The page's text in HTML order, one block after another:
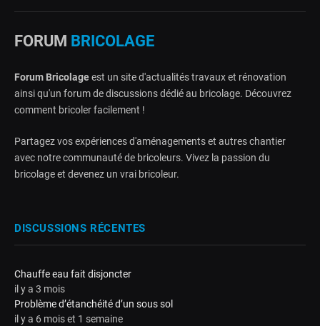
FORUM BRICOLAGE
Forum Bricolageest un site d'actualités travaux et rénovation
ainsi qu'un forum de discussions dédié au bricolage. Découvrez
comment bricoler facilement !
Partagez vos expériences d'aménagements et autres chantier
avec notre communauté de bricoleurs. Vivez la passion du
bricolage et devenez un vrai bricoleur.
DISCUSSIONS RÉCENTES
Chauffe eau fait disjoncter
il y a 3 mois
Problème d’étanchéité d’un sous sol
il y a 6 mois et 1 semaine